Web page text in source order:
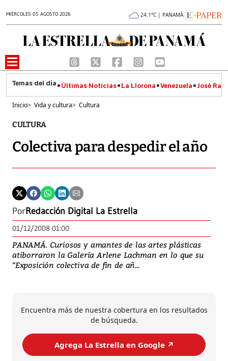
MIÉRCOLES 05 AGOSTO 2026 24.1°C | PANAMÁ
Últimas Noticias La Llorona Venezuela José
Inicio> Vida y cultura> Cultura
CULTURA
Colectiva para despedir el año
PorRedacción Digital La Estrella
01/12/2008 01:00
PANAMÁ. Curiosos y amantes de las artes plásticas
atiborraron la Galería Arlene Lachman en lo que su
“Exposición colectiva de fin de añ...
Encuentra más de nuestra cobertura en los resultados
de búsqueda.
Agrega La Estrella en Google ↗️